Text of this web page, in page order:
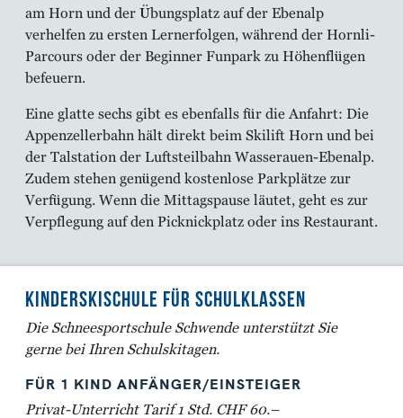
am Horn und der Übungsplatz auf der Ebenalp
verhelfen zu ersten Lernerfolgen, während der Hornli-
Parcours oder der Beginner Funpark zu Höhenflügen
befeuern.
Eine glatte sechs gibt es ebenfalls für die Anfahrt: Die
Appenzellerbahn hält direkt beim Skilift Horn und bei
der Talstation der Luftsteilbahn Wasserauen-Ebenalp.
Zudem stehen genügend kostenlose Parkplätze zur
Verfügung. Wenn die Mittagspause läutet, geht es zur
Verpflegung auf den Picknickplatz oder ins Restaurant.
KINDERSKISCHULE FÜR SCHULKLASSEN
Die Schneesportschule Schwende unterstützt Sie
gerne bei Ihren Schulskitagen.
FÜR 1 KIND ANFÄNGER/EINSTEIGER
Privat-Unterricht Tarif 1 Std. CHF 60.–